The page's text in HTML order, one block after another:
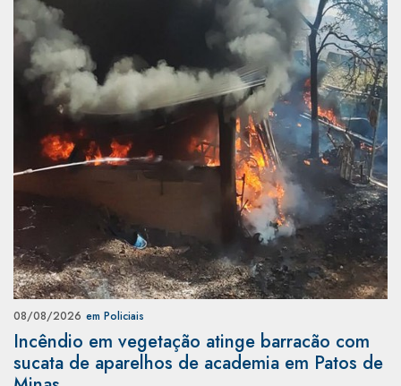
08/08/2026 em Policiais
Incêndio em vegetação atinge barracão com
sucata de aparelhos de academia em Patos de